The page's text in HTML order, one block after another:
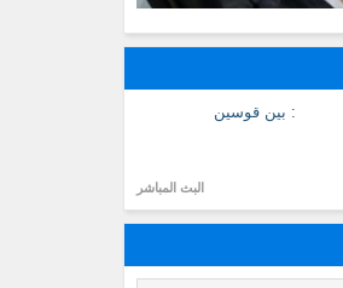
: بين قوسين
البث المباشر